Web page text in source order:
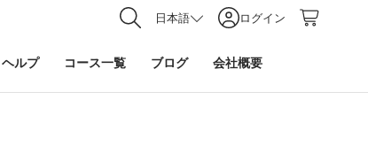
日本語 ログイン
ヘルプ コース一覧 ブログ 会社概要